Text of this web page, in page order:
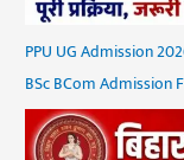
PPU UG Admission
BSc BCom Admission